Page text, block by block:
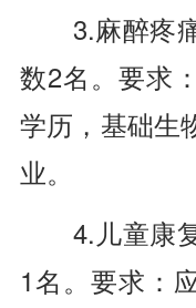
3.麻醉疼
数2名。要求
学历，基础生
业。
4.儿童康
1名。要求：